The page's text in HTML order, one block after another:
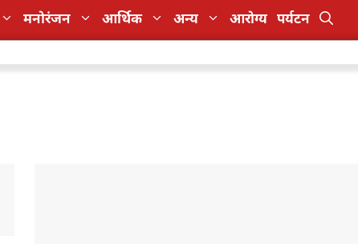
मनोरंजन आर्थिक अन्य आरोग्य पर्यटन